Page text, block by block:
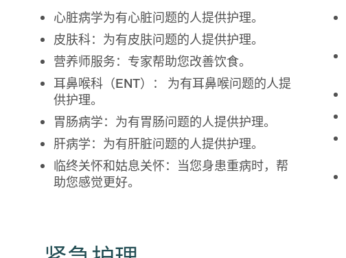
心脏病学为有心脏问题的人提供护理。
皮肤科：为有皮肤问题的人提供护理。
营养师服务：专家帮助您改善饮食。
耳鼻喉科（ENT）： 为有耳鼻喉问题的人提
供护理。
胃肠病学：为有胃肠问题的人提供护理。
肝病学：为有肝脏问题的人提供护理。
临终关怀和姑息关怀：当您身患重病时，帮
助您感觉更好。